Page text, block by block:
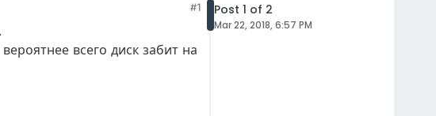
#1
всего диск забит на
Post 1 of 2
Mar 22, 2018, 6:57 PM